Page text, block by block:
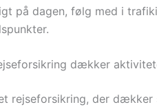
på dagen, følg med i
dækker
rejseforsikring, der